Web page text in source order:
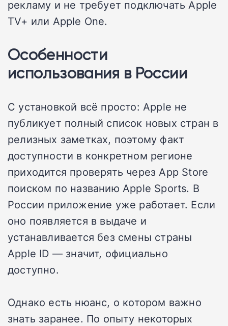
рекламу и не требует подключать Apple
TV+ или Apple One.
Особенности
использования в России
С установкой всё просто: Apple не
публикует полный список новых стран в
релизных заметках, поэтому факт
доступности в конкретном регионе
приходится проверять через App Store
поиском по названию Apple Sports. В
России приложение уже работает. Если
оно появляется в выдаче и
устанавливается без смены страны
Apple ID — значит, официально
доступно.
Однако есть нюанс, о котором важно
знать заранее. По опыту некоторых